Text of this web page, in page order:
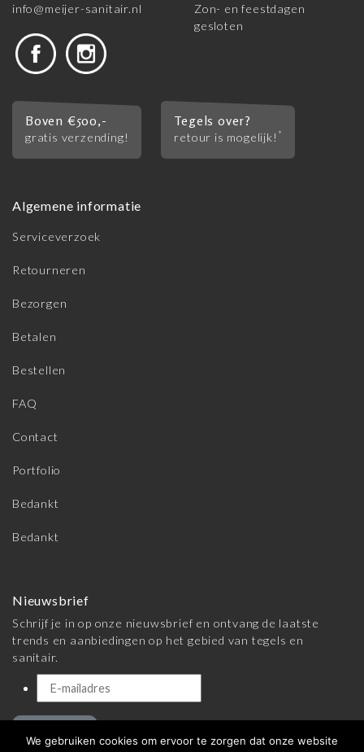
info@meijer-sanitair.nl
Zon- en feestdagen
gesloten
Boven €500,-
gratis verzending!
Tegels over?
retour is mogelijk! *
Algemene informatie
Serviceverzoek
Retourneren
Bezorgen
Betalen
Bestellen
FAQ
Contact
Portfolio
Bedankt
Bedankt
Nieuwsbrief
Schrijf je in op onze nieuwsbrief en ontvang de laatste
trends en aanbiedingen op het gebied van tegels en
sanitair.
We gebruiken cookies om ervoor te zorgen dat onze website